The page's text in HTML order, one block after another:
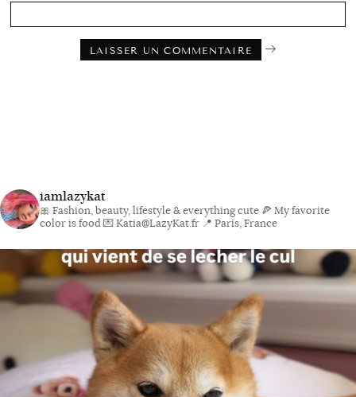
iamlazykat
🎀 Fashion, beauty, lifestyle & everything cute 🍕 My favorite
color is food💌 Katia@LazyKat.fr 📍 Paris, France